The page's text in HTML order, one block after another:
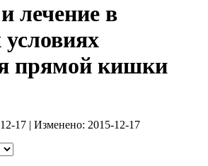
лечение в
прямой кишки
17 | Изменено: 2015-12-17